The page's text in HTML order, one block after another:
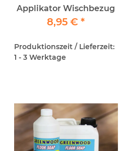
Applikator Wischbezug
8,95 €*
Produktionszeit / Lieferzeit:
1 - 3 Werktage